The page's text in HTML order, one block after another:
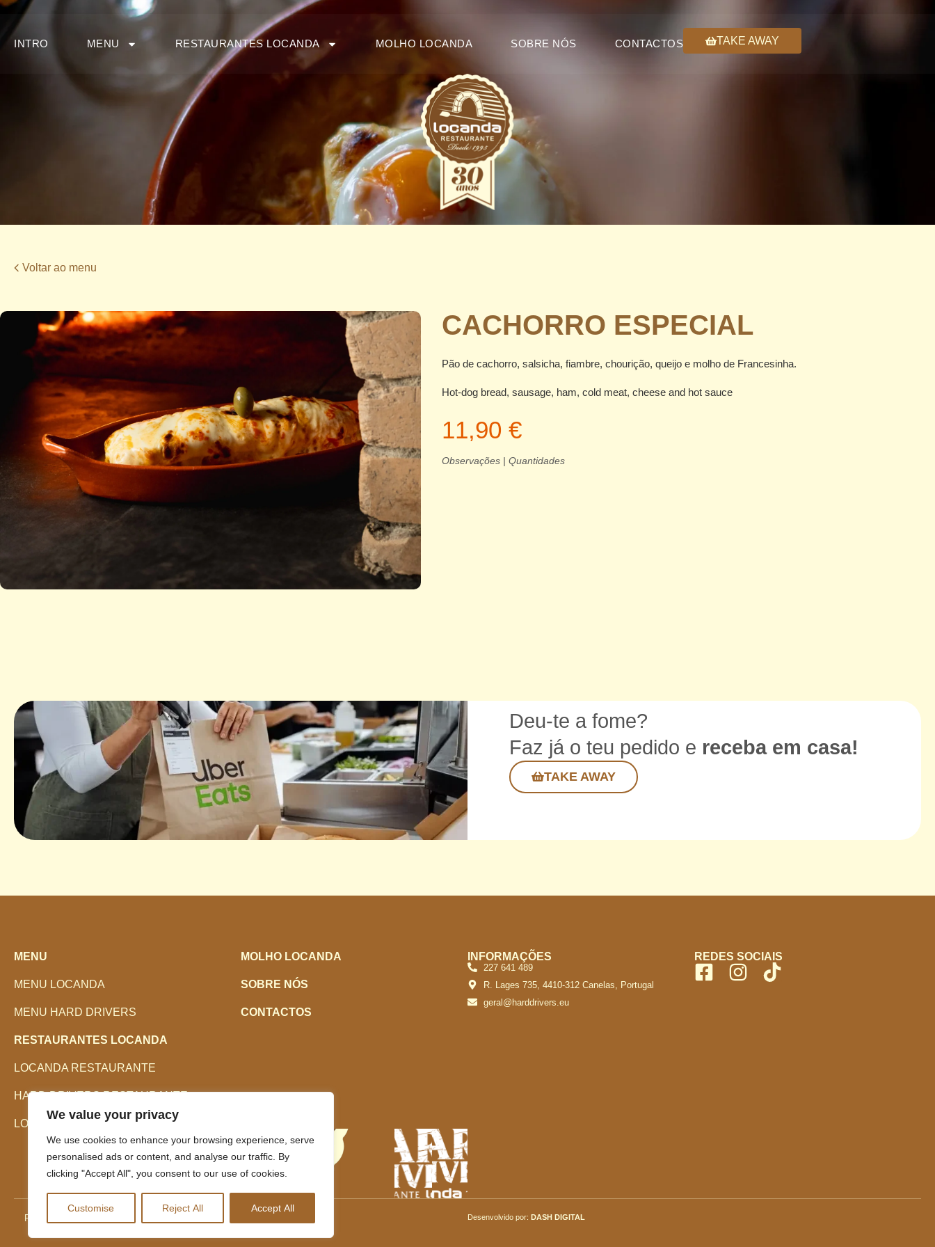
We value your privacy
We use cookies to enhance your browsing experience, serve
personalised ads or content, and analyse our traffic. By
clicking "Accept All", you consent to our use of cookies.
Customise Reject All Accept All
INTRO MENU RESTAURANTES LOCANDA MOLHO LOCANDA SOBRE NÓS CONTACTOS TAKE AWAY
Voltar ao menu
CACHORRO ESPECIAL
Pão de cachorro, salsicha, fiambre, chourição, queijo e molho de Francesinha.
Hot-dog bread, sausage, ham, cold meat, cheese and hot sauce
11,90 €
Observações | Quantidades
Deu-te a fome?
Faz já o teu pedido e receba em casa!
TAKE AWAY
MENU
MENU LOCANDA
MENU HARD DRIVERS
RESTAURANTES LOCANDA
LOCANDA RESTAURANTE
HARD DRIVERS RESTAURANTE
LOCANDA TRUCK
MOLHO LOCANDA
SOBRE NÓS
CONTACTOS
INFORMAÇÕES
227 641 489
R. Lages 735, 4410-312 Canelas, Portugal
geral@harddrivers.eu
REDES SOCIAIS
Política de Privacidade Desenvolvido por: DASH DIGITAL